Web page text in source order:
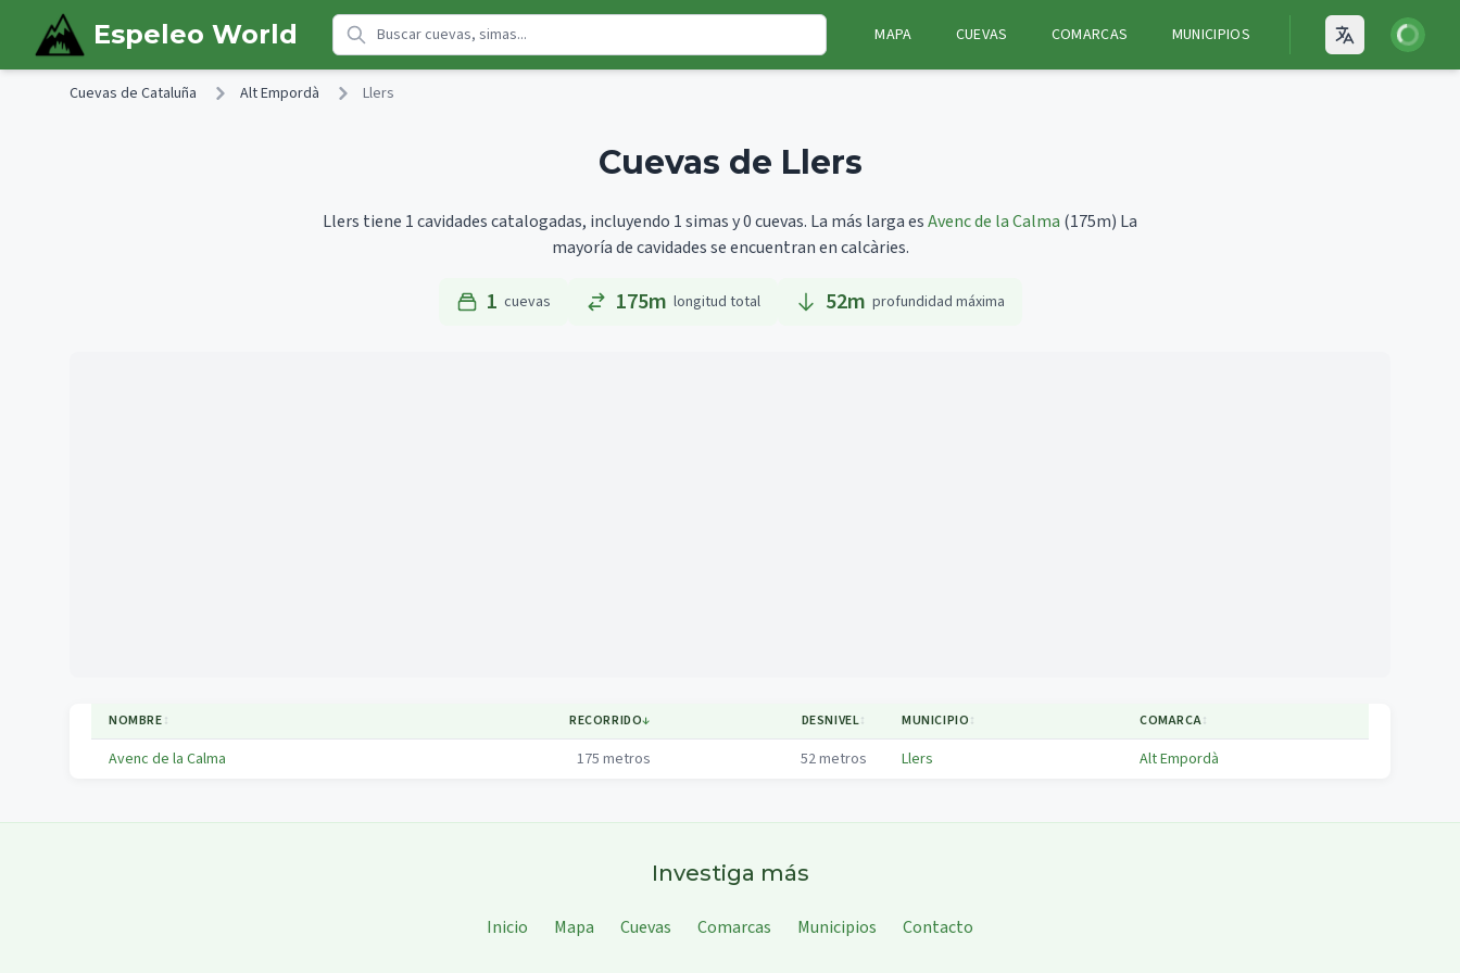
Skip to main content
Espeleo World MAPA CUEVAS COMARCAS MUNICIPIOS Open
Iniciar
Cuevas de Cataluña Alt Empordà Llers
Cuevas de Llers
Llers tiene 1 cavidades catalogadas, incluyendo 1 simas y 0 cuevas. La más larga esAvenc de la Calma (175m) La
mayoría de cavidades se encuentran en calcàries.
1 cuevas 175m longitud total 52m profundidad máxima
NOMBRE↕ RECORRIDO↓ DESNIVEL↕ MUNICIPIO↕ COMARCA↕
Avenc de la Calma 175 metros 52metros Llers Alt Empordà
Investiga más
Inicio Mapa Cuevas Comarcas Municipios Contacto